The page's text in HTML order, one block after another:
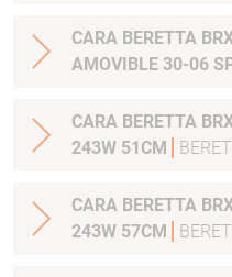
CARA BERETTA
AMOVIBLE 30-06
CARA BERETTA
243W 51CM
CARA BERETTA
243W 57CM